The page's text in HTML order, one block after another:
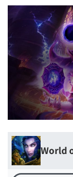
World